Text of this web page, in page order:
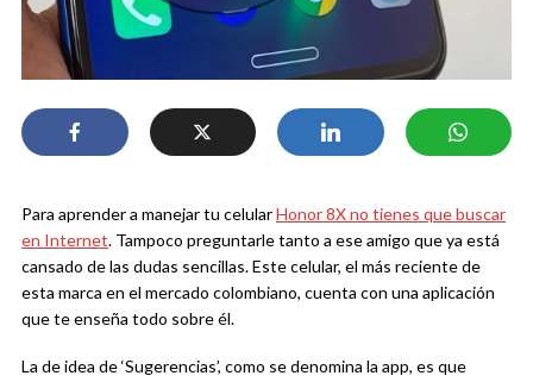
Para aprender a manejar tu celularHonor 8X no tienes que buscar
en Internet. Tampoco preguntarle tanto a ese amigo que ya está
cansado de las dudas sencillas. Este celular, el más reciente de
esta marca en el mercado colombiano, cuenta con una aplicación
que te enseña todo sobre él.
La de idea de ‘Sugerencias’, como se denomina la app, es que